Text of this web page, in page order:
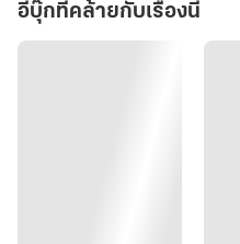
อีบุ๊กที่คล้ายกับเรื่องนี้